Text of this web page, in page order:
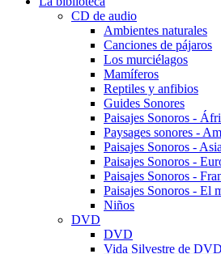
CD de audio
Ambientes naturales
Canciones de pájaros
Los murciélagos
Mamíferos
Reptiles y anfibios
Guides Sonores
Paisajes Sonoros -
Paysages sonores -
Paisajes Sonoros -
Paisajes Sonoros -
Paisajes Sonoros -
Paisajes Sonoros - El
Niños
DVD
DVD
Vida Silvestre de DVD